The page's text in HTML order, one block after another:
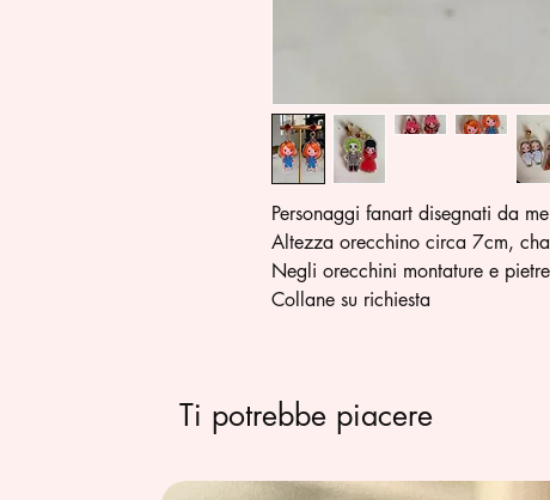
Personaggi fanart disegnati da
Altezza orecchino circa 7cm,
Negli orecchini montature e
Collane su richiesta
Ti potrebbe piacere